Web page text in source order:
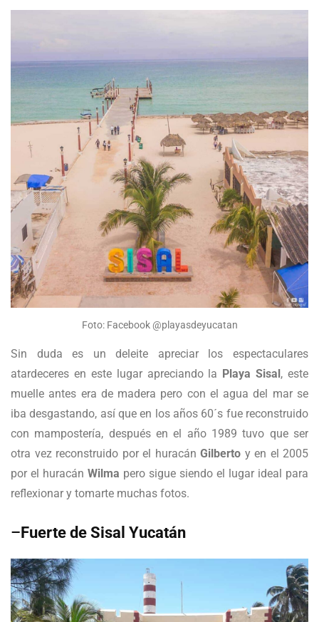
Foto: Facebook @playasdeyucatan
Sin duda es un deleite apreciar los espectaculares
atardeceres en este lugar apreciando la Playa Sisal, este
muelle antes era de madera pero con el agua del mar se
iba desgastando, así que en los años 60´s fue reconstruido
con mampostería, después en el año 1989 tuvo que ser
otra vez reconstruido por el huracán Gilberto y en el 2005
por el huracán Wilma pero sigue siendo el lugar ideal para
reflexionar y tomarte muchas fotos.
–Fuerte de Sisal Yucatán